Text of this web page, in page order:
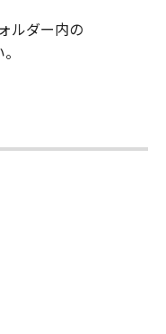
OR
OR
OR
AND
IS
OF
OR IMPLIED,
ルダー内の